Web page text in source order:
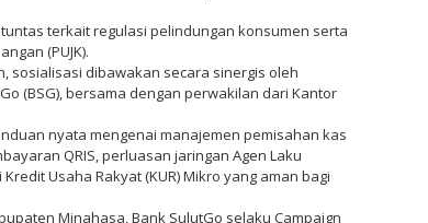
terkait regulasi pelindungan konsumen serta
(PUJK).
sosialisasi dibawakan secara sinergis oleh
(BSG), bersama dengan perwakilan dari Kantor
nyata mengenai manajemen pemisahan kas
QRIS, perluasan jaringan Agen Laku
Usaha Rakyat (KUR) Mikro yang aman bagi
Minahasa, Bank SulutGo selaku Campaign